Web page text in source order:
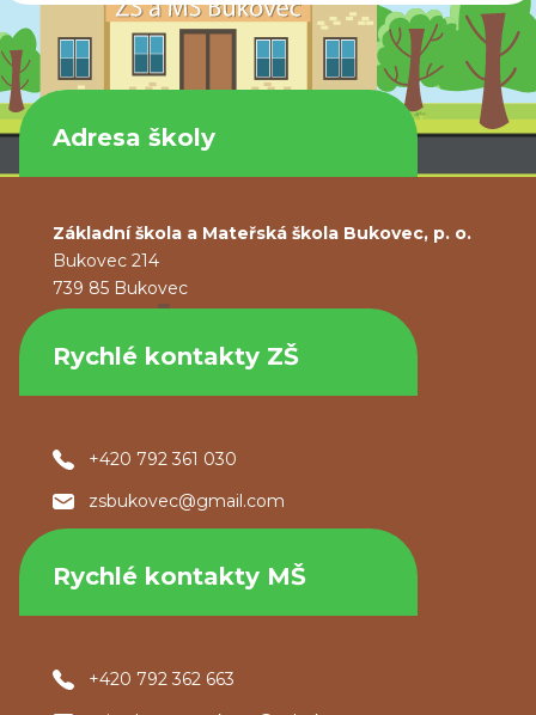
Adresa školy
Základní škola a Mateřská škola Bukovec, p. o.
Bukovec 214
739 85 Bukovec
Rychlé kontakty ZŠ
+420 792 361 030
zsbukovec@gmail.com
Rychlé kontakty MŠ
+420 792 362 663